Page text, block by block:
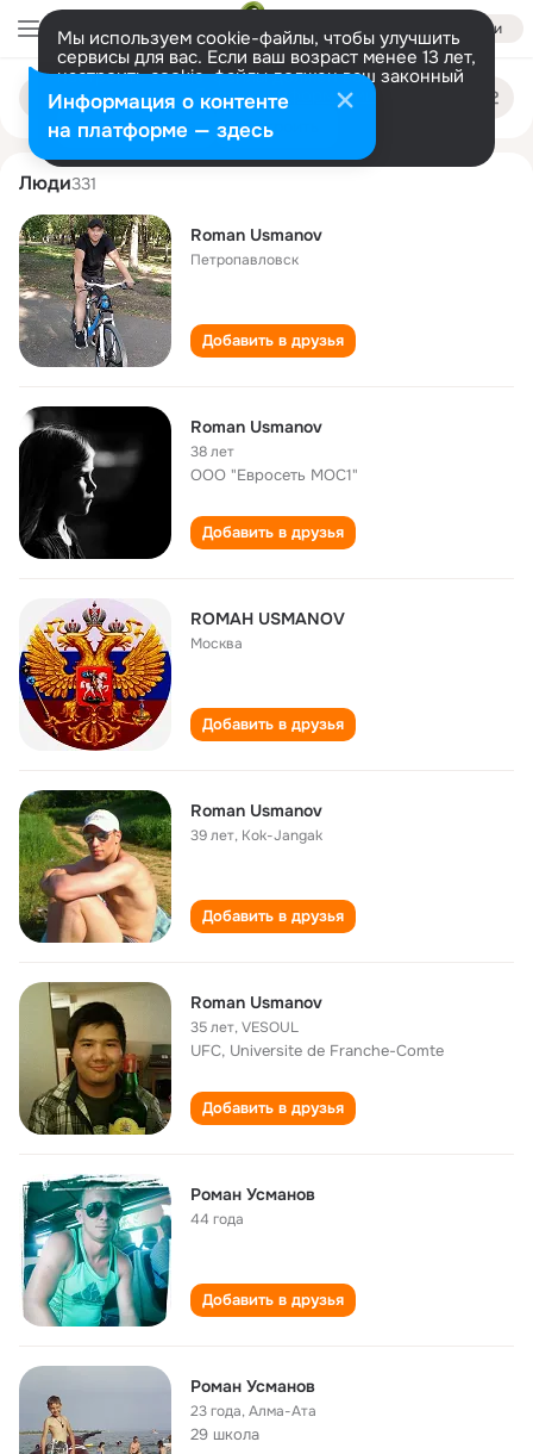
Войти
Мы используем cookie-файлы, чтобы улучшить
сервисы для вас. Если ваш возраст менее 13 лет,
настроить cookie-файлы должен ваш законный
представитель. Больше информации
Разрешить все Настроить
Поиск
людям
roman usmanov
Люди331
Roman Usmanov
Петропавловск
Добавить в друзья
Roman Usmanov
38 лет
ООО "Евросеть МОС1"
Добавить в друзья
ROMAН USMANOV
Москва
Добавить в друзья
Roman Usmanov
39 лет, Kok-Jangak
Добавить в друзья
Roman Usmanov
35 лет,VESOUL
UFC, Universite de Franche-Comte
Добавить в друзья
Роман Усманов
44 года
Добавить в друзья
Роман Усманов
23 года,Алма-Ата
29 школа
Информация о контенте
на платформе — здесь